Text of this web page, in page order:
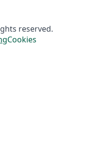
reserved.
Cookies